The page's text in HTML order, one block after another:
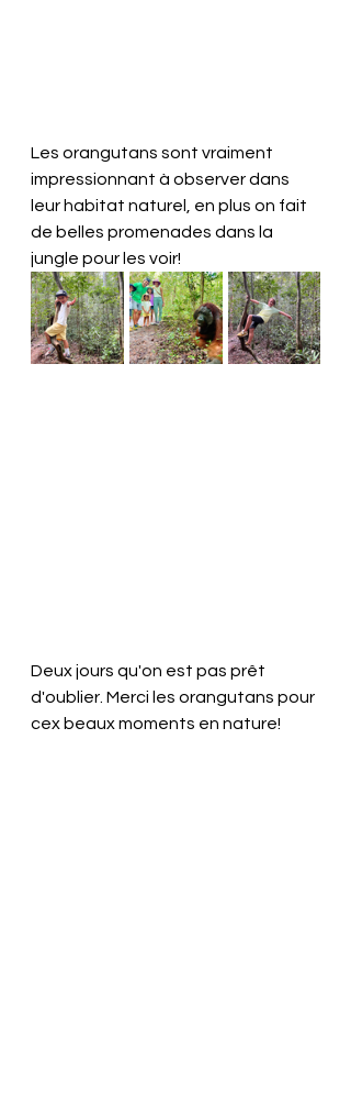
Les orangutans sont vraiment
impressionnant à observer dans
leur habitat naturel, en plus on fait
de belles promenades dans la
jungle pour les voir!
Deux jours qu'on est pas prêt
d'oublier. Merci les orangutans pour
cex beaux moments en nature!